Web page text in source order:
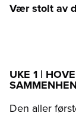
Vær stolt av
UKE 1 |
Den aller